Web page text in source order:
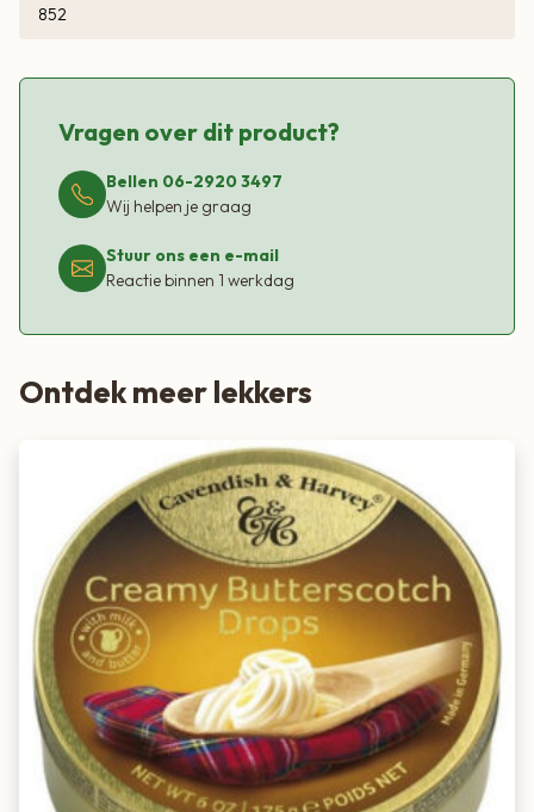
852
Vragen over dit product?
Bellen 06-2920 3497
Wij helpen je graag
Stuur ons een e-mail
Reactie binnen 1 werkdag
Ontdek meer lekkers